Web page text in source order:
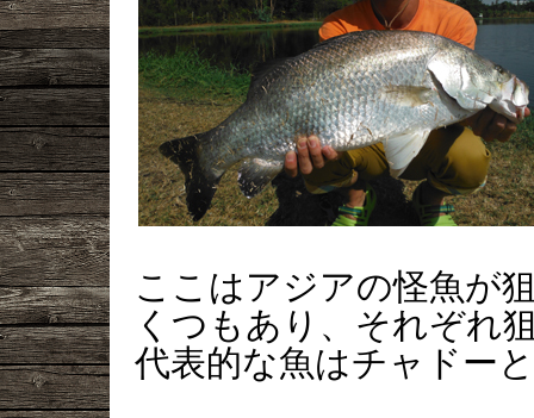
ここはアジアの怪魚が
くつもあり、それぞれ
代表的な魚はチャドー